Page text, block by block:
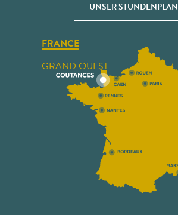
UNSER STUNDENPLAN
FRANCE
GRAND OUEST